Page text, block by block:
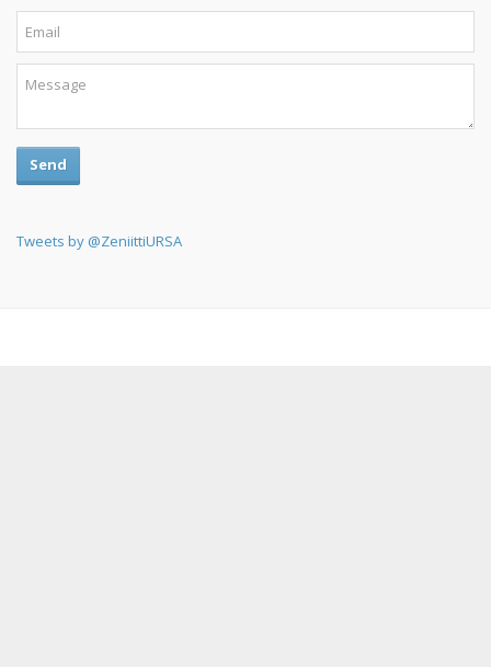
Send
Tweets by @ZeniittiURSA